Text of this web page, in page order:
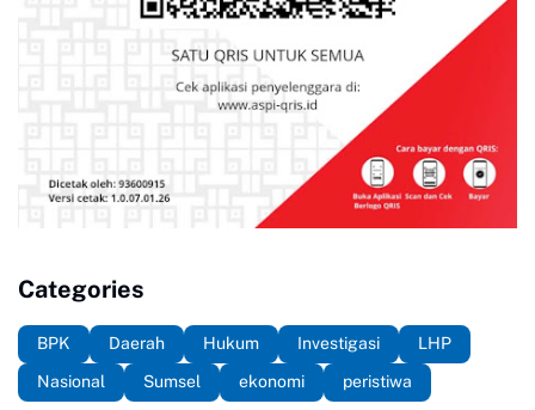
Categories
BPK Daerah Hukum Investigasi
LHP
Nasional
Sumsel ekonomi peristiwa